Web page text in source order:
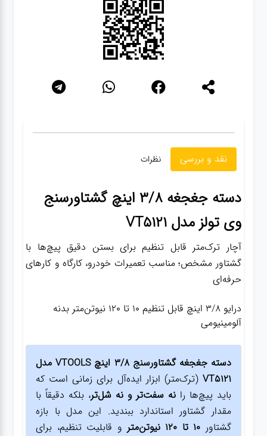
نقد و بررسی نظرات
دسته جغجغه 3/8 اینچ گشتاورسنج
وی تولز مدل VT5121
آچار ترک‌متر قابل تنظیم برای بستن دقیق پیچ‌ها با
گشتاور مشخص؛ مناسب تعمیرات خودرو، کارگاه و کارهای
حرفه‌ای
درایو 3/8 اینچ قابل تنظیم 10 تا 120 نیوتن‌متر بدنه
آلومینیومی
دسته جغجغه گشتاورسنج 3/8 اینچ VTOOLS مدل
VT5121 (ترک‌متر) ابزار ایده‌آل برای زمانی است که
باید پیچ‌ها را نه سفت‌تر و نه شل‌تر، بلکه دقیقاً با
مقدار گشتاور استاندارد ببندید. این مدل با بازه
گشتاور 10 تا 120 نیوتن‌متر
و قابلیت تنظیم، برای